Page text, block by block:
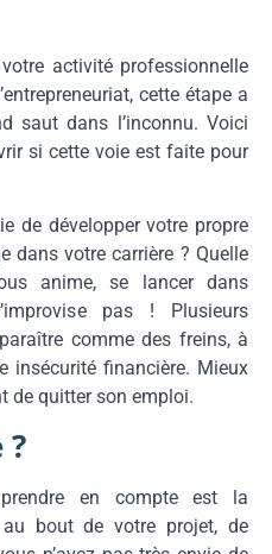
activité professionnelle
cette étape a
saut dans l’inconnu. Voici
si cette voie est faite pour
de développer votre propre
dans votre carrière ? Quelle
anime, se lancer dans
pas ! Plusieurs
comme des freins, à
insécurité financière. Mieux
de quitter son emploi.
en compte est la
bout de votre projet, de